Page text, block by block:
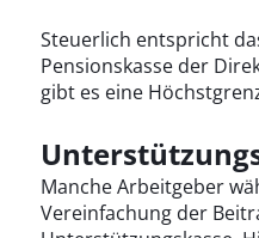
Steuerlich entspricht
Pensionskasse der
gibt es eine
Manche Arbeitgeber
Vereinfachung der